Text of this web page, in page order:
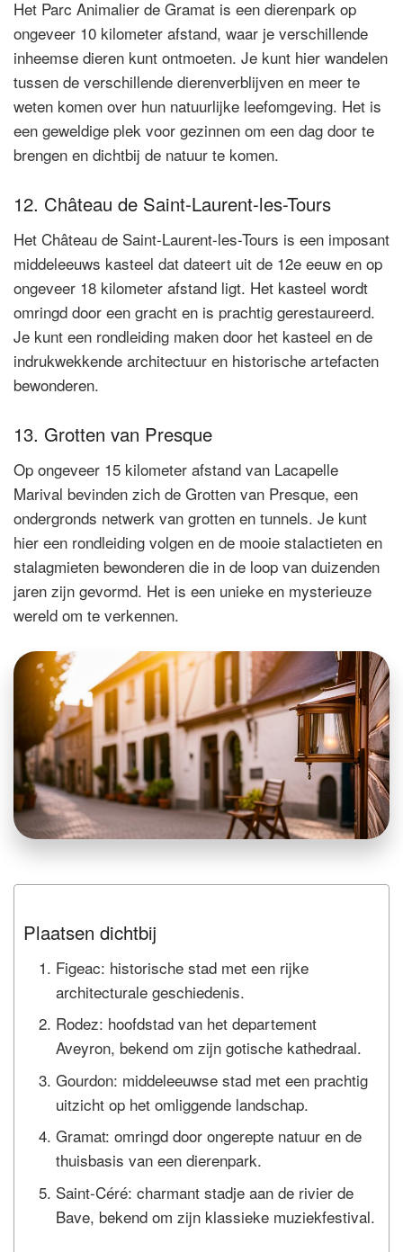
Het Parc Animalier de Gramat is een dierenpark op
ongeveer 10 kilometer afstand, waar je verschillende
inheemse dieren kunt ontmoeten. Je kunt hier wandelen
tussen de verschillende dierenverblijven en meer te
weten komen over hun natuurlijke leefomgeving. Het is
een geweldige plek voor gezinnen om een dag door te
brengen en dichtbij de natuur te komen.
12. Château de Saint-Laurent-les-Tours
Het Château de Saint-Laurent-les-Tours is een imposant
middeleeuws kasteel dat dateert uit de 12e eeuw en op
ongeveer 18 kilometer afstand ligt. Het kasteel wordt
omringd door een gracht en is prachtig gerestaureerd.
Je kunt een rondleiding maken door het kasteel en de
indrukwekkende architectuur en historische artefacten
bewonderen.
13. Grotten van Presque
Op ongeveer 15 kilometer afstand van Lacapelle
Marival bevinden zich de Grotten van Presque, een
ondergronds netwerk van grotten en tunnels. Je kunt
hier een rondleiding volgen en de mooie stalactieten en
stalagmieten bewonderen die in de loop van duizenden
jaren zijn gevormd. Het is een unieke en mysterieuze
wereld om te verkennen.
Plaatsen dichtbij
Figeac: historische stad met een rijke
architecturale geschiedenis.
Rodez: hoofdstad van het departement
Aveyron, bekend om zijn gotische kathedraal.
Gourdon: middeleeuwse stad met een prachtig
uitzicht op het omliggende landschap.
Gramat: omringd door ongerepte natuur en de
thuisbasis van een dierenpark.
Saint-Céré: charmant stadje aan de rivier de
Bave, bekend om zijn klassieke muziekfestival.